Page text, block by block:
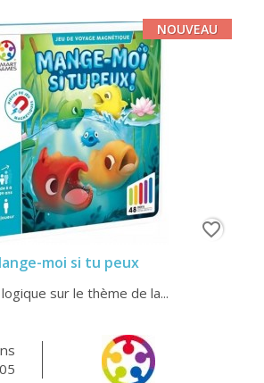
moi si tu peux
logique sur le thème de la...
NOUVEAU
favorite_border